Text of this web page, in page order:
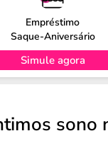
Empréstimo
Saque-Aniversário
Simule agora
sono